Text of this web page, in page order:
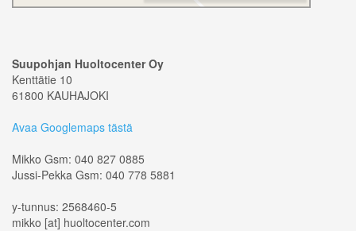
Suupohjan Huoltocenter Oy
Kenttätie 10
61800 KAUHAJOKI
Avaa Googlemaps tästä
Mikko Gsm: 040 827 0885
Jussi-Pekka Gsm: 040 778 5881
y-tunnus: 2568460-5
mikko [at] huoltocenter.com